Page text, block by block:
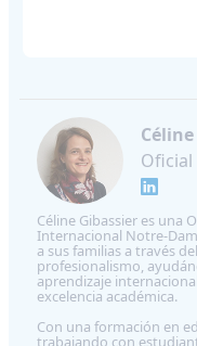
Céline Gibassier es una
Internacional Notre-
a sus familias a través
profesionalismo,
aprendizaje
excelencia académica.
Con una formación en
trabajando con